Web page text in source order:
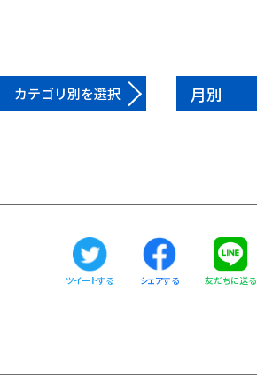
カテゴリ別を選択 月別
ツイートする シェアする 友だちに送る